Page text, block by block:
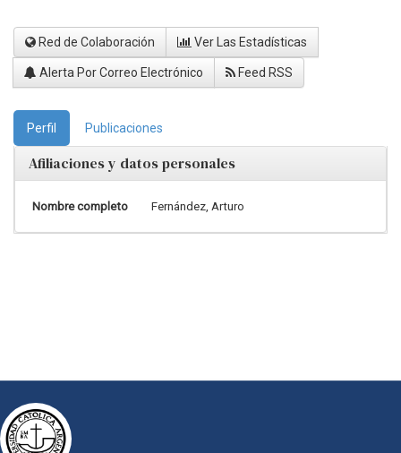
Red de Colaboración Ver Las Estadísticas
Alerta Por Correo Electrónico Feed RSS
Perfil Publicaciones
Afiliaciones y datos personales
Nombre completo Fernández, Arturo